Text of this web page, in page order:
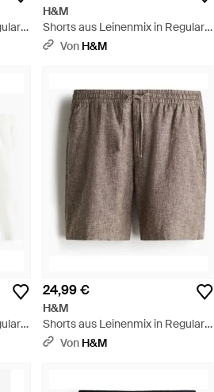
H&M
Shorts aus Leinenmix in Regular
Fit - Braun
Von H&M
24,99 €
H&M
Shorts aus Leinenmix in Regular
Fit - Braun
Von H&M